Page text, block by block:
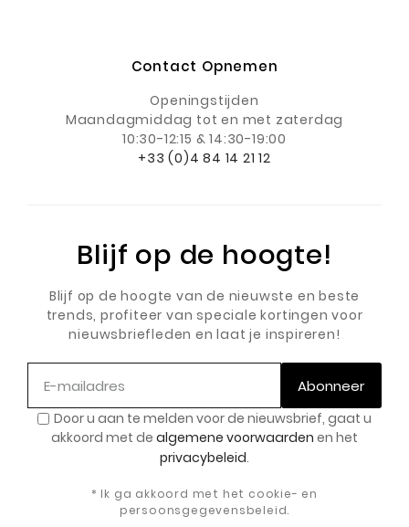
Contact Opnemen
Openingstijden
Maandagmiddag tot en met zaterdag
10:30-12:15 & 14:30-19:00
+33 (0)4 84 14 21 12
Blijf op de hoogte!
Blijf op de hoogte van de nieuwste en beste
trends, profiteer van speciale kortingen voor
nieuwsbriefleden en laat je inspireren!
Abonneer
Door u aan te melden voor de nieuwsbrief, gaat u
akkoord met de algemene voorwaarden en het
privacybeleid.
* Ik ga akkoord met het cookie- en
persoonsgegevensbeleid.